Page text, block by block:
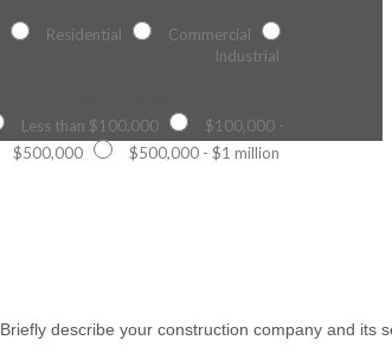
Residential
Commercial
Industrial
Less than $100,000
$100,000 -
$500,000
$500,000 - $1 million
Briefly describe your construction company and its